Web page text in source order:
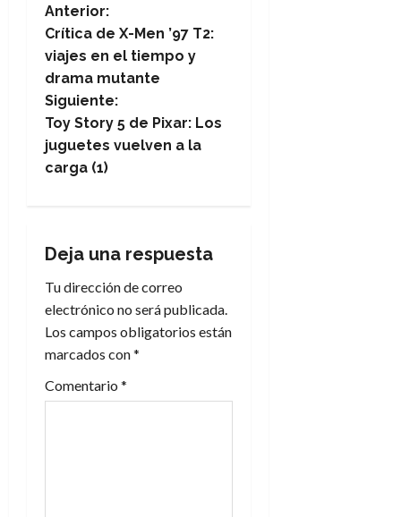
N
a
v
e
g
c
i
ó
n
d
Anterior:
Crítica de X-Men ’97 T2:
viajes en el tiempo y
drama mutante
Siguiente:
Toy Story 5 de Pixar: Los
juguetes vuelven a la
carga (1)
Deja una respuesta
Tu dirección de correo
electrónico no será publicada.
Los campos obligatorios están
marcados con*
Comentario *